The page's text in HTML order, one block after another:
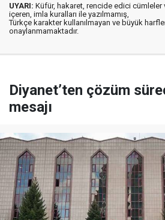
UYARI: Küfür, hakaret, rencide edici cümleler
içeren, imla kuralları ile yazılmamış,
Türkçe karakter kullanılmayan ve büyük
onaylanmamaktadır.
Diyanet’ten çözüm
mesajı